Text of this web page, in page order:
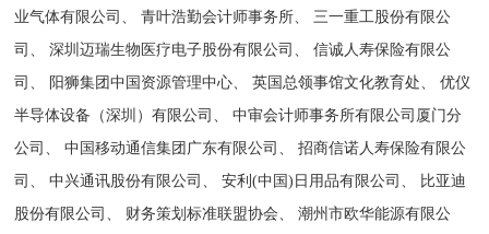
业气体有限公司、 青叶浩勤会计师事务所、 三一重工股份有限公
司、 深圳迈瑞生物医疗电子股份有限公司、 信诚人寿保险有限公
司、 阳狮集团中国资源管理中心、 英国总领事馆文化教育处、 优仪
半导体设备（深圳）有限公司、 中审会计师事务所有限公司厦门分
公司、 中国移动通信集团广东有限公司、 招商信诺人寿保险有限公
司、 中兴通讯股份有限公司、 安利(中国)日用品有限公司、 比亚迪
股份有限公司、 财务策划标准联盟协会、 潮州市欧华能源有限公